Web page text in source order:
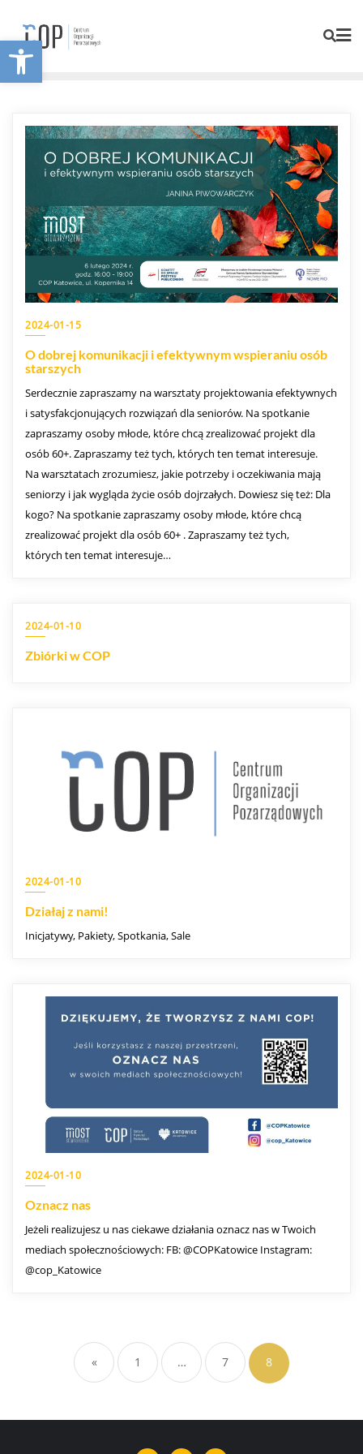
Otwórz pasek narzędzi
2024-01-15
O dobrej komunikacji i efektywnym wspieraniu osób
starszych
Serdecznie zapraszamy na warsztaty projektowania efektywnych
i satysfakcjonujących rozwiązań dla seniorów. Na spotkanie
zapraszamy osoby młode, które chcą zrealizować projekt dla
osób 60+. Zapraszamy też tych, których ten temat interesuje.
Na warsztatach zrozumiesz, jakie potrzeby i oczekiwania mają
seniorzy i jak wygląda życie osób dojrzałych. Dowiesz się też: Dla
kogo? Na spotkanie zapraszamy osoby młode, które chcą
zrealizować projekt dla osób 60+ . Zapraszamy też tych,
których ten temat interesuje…
2024-01-10
Zbiórki w COP
2024-01-10
Działaj z nami!
Inicjatywy, Pakiety, Spotkania, Sale
2024-01-10
Oznacz nas
Jeżeli realizujesz u nas ciekawe działania oznacz nas w Twoich
mediach społecznościowych: FB: @COPKatowice Instagram:
@cop_Katowice
« 1 … 7 8